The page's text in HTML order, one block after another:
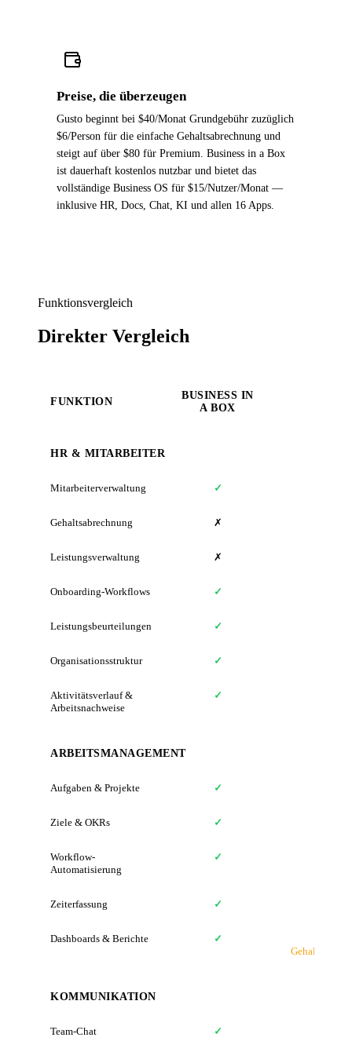
Preise, die überzeugen
Gusto beginnt bei $40/Monat Grundgebühr zuzüglich
$6/Person für die einfache Gehaltsabrechnung und
steigt auf über $80 für Premium. Business in a Box
ist dauerhaft kostenlos nutzbar und bietet das
vollständige Business OS für $15/Nutzer/Monat —
inklusive HR, Docs, Chat, KI und allen 16 Apps.
Funktionsvergleich
Direkter Vergleich
FUNKTION
BUSINESS IN
A BOX
HR & MITARBEITER
Mitarbeiterverwaltung ✓
Gehaltsabrechnung ✗
Leistungsverwaltung ✗
Onboarding-Workflows ✓
Leistungsbeurteilungen ✓
Organisationsstruktur ✓
Aktivitätsverlauf &
Arbeitsnachweise
✓
ARBEITSMANAGEMENT
Aufgaben & Projekte ✓
Ziele & OKRs ✓
Workflow-
Automatisierung
✓
Zeiterfassung ✓
Dashboards & Berichte ✓
KOMMUNIKATION
Team-Chat ✓